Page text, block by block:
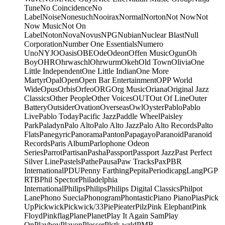
TuneNo CoincidenceNo
LabelNoiseNonesuchNooiraxNormalNortonNot NowNot
Now MusicNot On
LabelNotonNovaNovusNPGNubianNuclear BlastNull
CorporationNumber One EssentialsNumero
UnoNYJOOasisOBEOdeOdeonOffen MusicOgunOh
BoyOHROhrwaschlOhrwurmOkehOld TownOliviaOne
Little IndependentOne Little IndianOne More
MartyrOpalOpenOpen Bar EntertainmentOPP World
WideOpusOrbisOrfeoORGOrg MusicOrianaOriginal Jazz
ClassicsOther PeopleOther VoicesOUTOut Of LineOuter
BatteryOutsiderOvationOverseasOwlOysterPabloPablo
LivePablo TodayPacific JazzPaddle WheelPaisley
ParkPaladynPalo AltoPalo Alto JazzPalo Alto RecordsPalto
FlatsPanegyricPanoramaPantonPapagayoParanoidParanoid
RecordsParis AlbumParlophone Odeon
SeriesParrotPartisanPashaPassportPassport JazzPast Perfect
Silver LinePastelsPathePausaPaw TracksPaxPBR
InternationalPDUPenny FarthingPepitaPeriodicapgLangPGP
RTBPhil SpectorPhiladelphia
InternationalPhilipsPhilipsPhilips Digital ClassicsPhilpot
LanePhono SueciaPhonogramPhontasticPiano PianoPiasPick
UpPickwickPickwick/33PiePieaterPilzPink ElephantPink
FloydPinkflagPlanePlanetPlay It Again SamPlay